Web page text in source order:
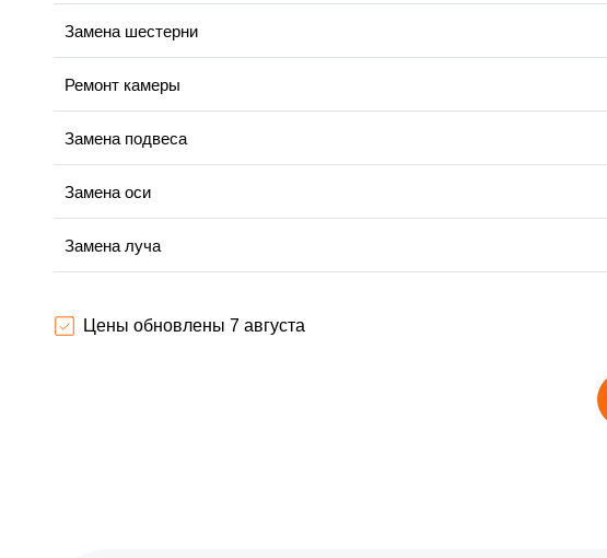
Замена шестерни
Ремонт камеры
Замена подвеса
Замена оси
Замена луча
Цены обновлены 7 августа